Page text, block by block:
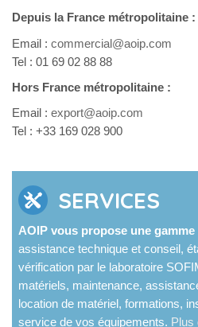
Depuis la France métropolitaine :
Email : commercial@aoip.com
Tel : 01 69 02 88 88
Hors France métropolitaine :
Email : export@aoip.com
Tel : +33 169 028 900
SERVICES
AOIP vous propose une
assistance technique et conseil,
vérification par le laboratoire
matériels, maintenance,
location de matériel, formations,
service de vos équipements. Plus